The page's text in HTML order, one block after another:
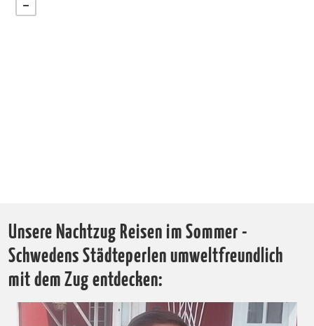
Unsere Nachtzug Reisen im Sommer -
Schwedens Städteperlen umweltfreundlich
mit dem Zug entdecken: